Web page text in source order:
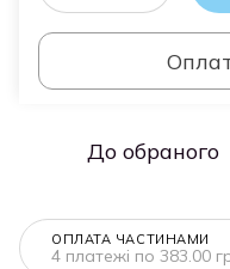
До обраного
ОПЛАТА ЧАСТИНАМИ
4 платежі по 383.00